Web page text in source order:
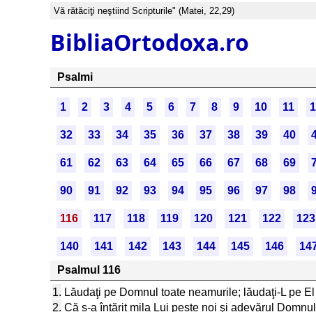
Vă rătăciţi neştiind Scripturile" (Matei, 22,29)
BibliaOrtodoxa.ro
Psalmi
1 2 3 4 5 6 7 8 9 10 11
32 33 34 35 36 37 38 39 40
61 62 63 64 65 66 67 68 69
90 91 92 93 94 95 96 97 98
116 117 118 119 120 121 122 123
140 141 142 143 144 145 146
Psalmul 116
1. Lăudaţi pe Domnul toate neamurile; lăudaţi-L pe
2. Că s-a întărit mila Lui peste noi şi adevărul